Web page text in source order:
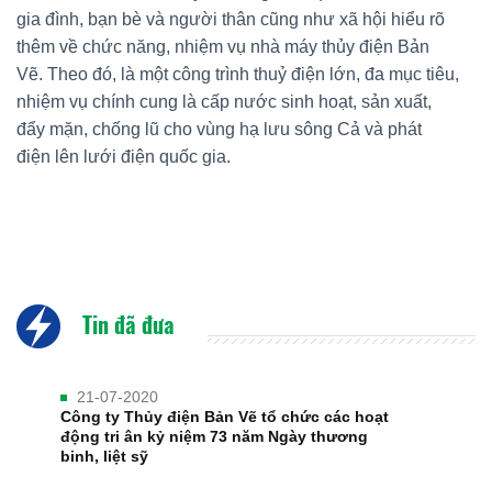
gia đình, bạn bè và người thân cũng như xã hội hiểu rõ
thêm về chức năng, nhiệm vụ nhà máy thủy điện Bản
Vẽ. Theo đó, là một công trình thuỷ điện lớn, đa mục tiêu,
nhiệm vụ chính cung là cấp nước sinh hoạt, sản xuất,
đẩy mặn, chống lũ cho vùng hạ lưu sông Cả và phát
điện lên lưới điện quốc gia.
Tin đã đưa
21-07-2020
Công ty Thủy điện Bản Vẽ tổ chức các hoạt
động tri ân kỷ niệm 73 năm Ngày thương
binh, liệt sỹ